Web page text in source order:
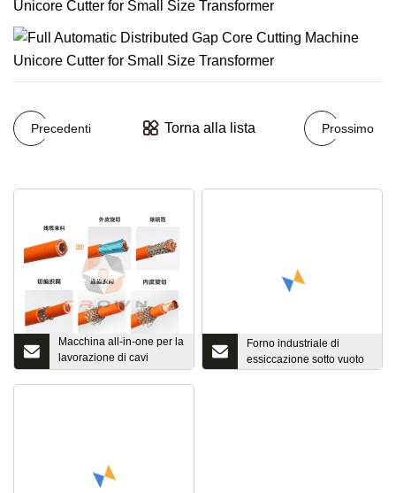
Precedenti Torna alla lista Prossimo
Macchina all-in-one per la
lavorazione di cavi
schermati a cinque
dell'isolante
Forno industriale di
essiccazione sotto vuoto